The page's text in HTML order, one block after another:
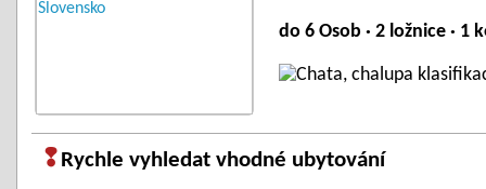
do 6 Osob · 2 ložnice · 1
❢ Rychle vyhledat vhodné ubytování